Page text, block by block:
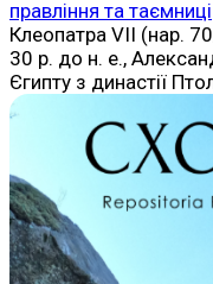
правління та таємниці
Клеопатра VII (нар.
30 р. до н. е.,
Єгипту з династії